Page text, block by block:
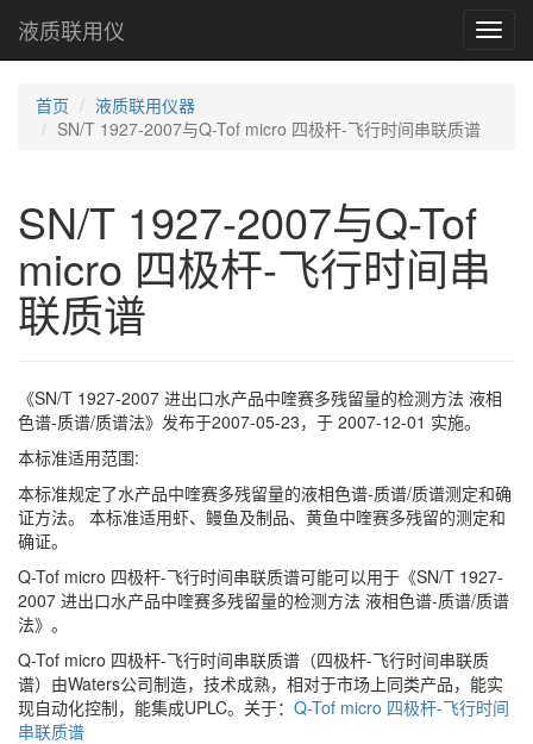
液质联用仪
首页
液质联用仪器
SN/T 1927-2007与Q-Tof micro 四极杆-飞行时间串联质谱
SN/T 1927-2007与Q-Tof
micro 四极杆-飞行时间串
联质谱
《SN/T 1927-2007 进出口水产品中喹赛多残留量的检测方法 液相
色谱-质谱/质谱法》发布于2007-05-23，于 2007-12-01 实施。
本标准适用范围:
本标准规定了水产品中喹赛多残留量的液相色谱-质谱/质谱测定和确
证方法。 本标准适用虾、鳗鱼及制品、黄鱼中喹赛多残留的测定和
确证。
Q-Tof micro 四极杆-飞行时间串联质谱可能可以用于《SN/T 1927-
2007 进出口水产品中喹赛多残留量的检测方法 液相色谱-质谱/质谱
法》。
Q-Tof micro 四极杆-飞行时间串联质谱（四极杆-飞行时间串联质
谱）由Waters公司制造，技术成熟，相对于市场上同类产品，能实
现自动化控制，能集成UPLC。关于： Q-Tof micro 四极杆-飞行时间
串联质谱